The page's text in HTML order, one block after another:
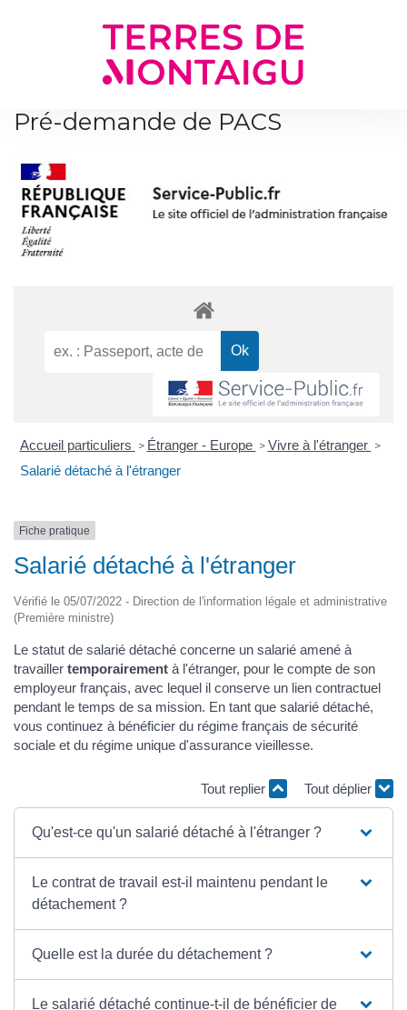
Pré-demande de PACS
Accueil particuliers > Étranger - Europe > Vivre à l'étranger >
Salarié détaché à l'étranger
Fiche pratique
Salarié détaché à l'étranger
Vérifié le 05/07/2022 - Direction de l'information légale et administrative
(Première ministre)
Le statut de salarié détaché concerne un salarié amené à
travailler temporairement à l'étranger, pour le compte de son
employeur français, avec lequel il conserve un lien contractuel
pendant le temps de sa mission. En tant que salarié détaché,
vous continuez à bénéficier du régime français de sécurité
sociale et du régime unique d'assurance vieillesse.
Tout replier Tout déplier
Qu'est-ce qu'un salarié détaché à l'étranger ?
Le contrat de travail est-il maintenu pendant le
détachement ?
Quelle est la durée du détachement ?
Le salarié détaché continue-t-il de bénéficier de